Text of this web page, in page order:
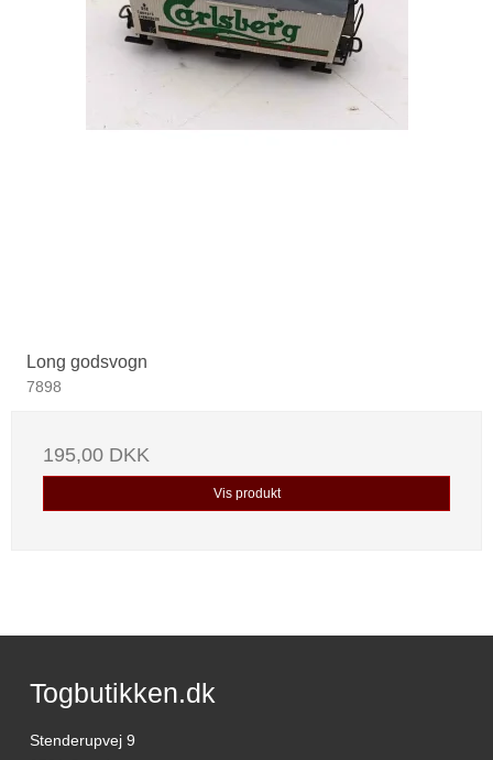
Long godsvogn
7898
195,00 DKK
Vis produkt
Togbutikken.dk
Stenderupvej 9